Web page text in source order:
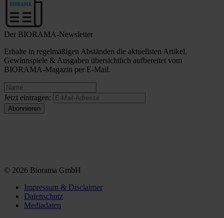
Der BIORAMA-Newsletter
Erhalte in regelmäßigen Abständen die aktuellsten Artikel,
Gewinnspiele & Ausgaben übersichtlich aufbereitet vom
BIORAMA-Magazin per E-Mail.
Jetzt eintragen:
© 2026 Biorama GmbH
Impressum & Disclaimer
Datenschutz
Mediadaten